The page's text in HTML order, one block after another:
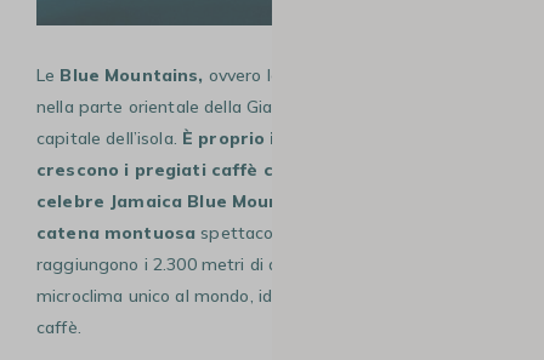
Le Blue Mountains, ovvero le “Montagne Blu”, si trovano
nella parte orientale della Giamaica, a nord di Kingston, la
capitale dell’isola. È proprio in questa regione che
crescono i pregiati caffè che danno origine al
celebre Jamaica Blue Mountain Coffee.
catena montuosa spettacolare vanta cime che
raggiungono i 2.300 metri di altitudine, creando un
microclima unico al mondo, ideale per la coltivazione del
caffè.